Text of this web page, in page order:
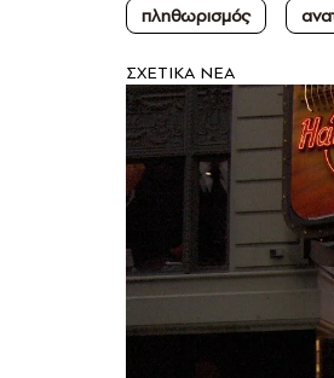
πληθωρισμός
ΣXETIKA NEA